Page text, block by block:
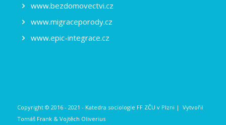
www.bezdomovectvi.cz
www.migraceporody.cz
www.epic-integrace.cz
Copyright © 2016 - 2021 - Katedra sociologie FF ZČU v Plzni | Vytvořil
Tomáš Frank& Vojtěch Oliverius